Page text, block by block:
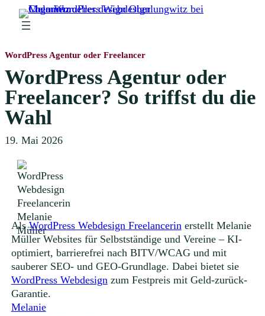
Zum
Inhalt
WordPress Agentur oder Freelancer
WordPress Agentur oder
Freelancer? So triffst du die
Wahl
19. Mai 2026
AlsWordPress Webdesign Freelancerinerstellt Melanie
Müller Websites für Selbstständige und Vereine – KI-
optimiert, barrierefrei nach BITV/WCAG und mit
sauberer SEO- und GEO-Grundlage. Dabei bietet sie
WordPress Webdesignzum Festpreis mit Geld-zurück-
Garantie.
Melanie